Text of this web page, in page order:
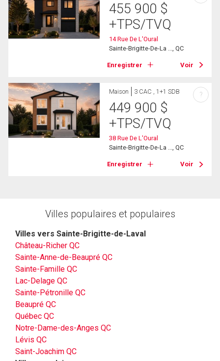
455 900 $
+TPS/TVQ
14 Rue De L'Oural
Sainte-Brigitte-De-La ..., QC
Enregistrer Voir
Maison 3 CAC , 1+1 SDB
449 900 $
+TPS/TVQ
38 Rue De L'Oural
Sainte-Brigitte-De-La ..., QC
Enregistrer Voir
?
Villes populaires et populaires
Villes vers Sainte-Brigitte-de-Laval
Château-Richer QC
Sainte-Anne-de-Beaupré QC
Sainte-Famille QC
Lac-Delage QC
Sainte-Pétronille QC
Beaupré QC
Québec QC
Notre-Dame-des-Anges QC
Lévis QC
Saint-Joachim QC